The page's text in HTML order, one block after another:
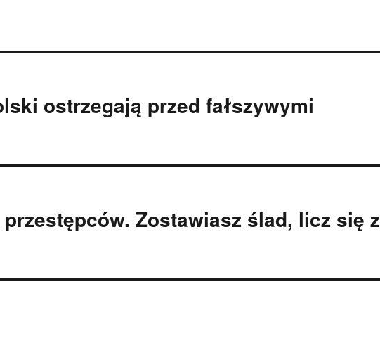
ostrzegają przed fałszywymi
Zostawiasz ślad, licz się z